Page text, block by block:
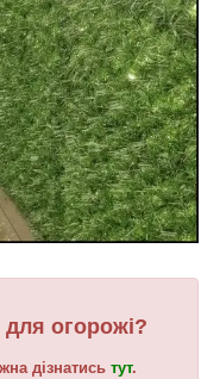
для огорожі?
дізнатись тут.